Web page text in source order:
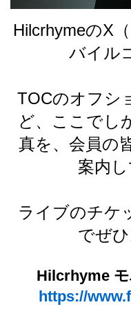
HilcrhymeのX
バイル
TOCのオフシ
ど、ここでし
真を、会員の
案内
ライブのチケ
でぜ
Hilcrhyme
https://